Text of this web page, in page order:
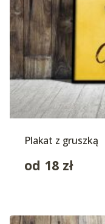
Plakat z gruszką
od 18 zł